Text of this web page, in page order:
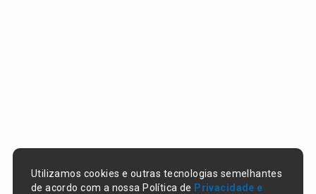
Utilizamos cookies e outras tecnologias semelhantes
de acordo com a nossa Política de Privacidade e